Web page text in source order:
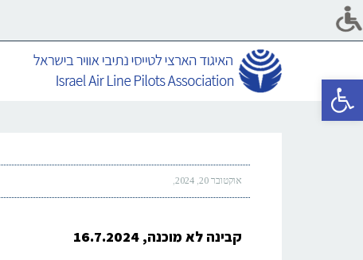
פתח סרגל נגישות
אוקטובר 20, 2024
קבינה לא מוכנה, 16.7.2024